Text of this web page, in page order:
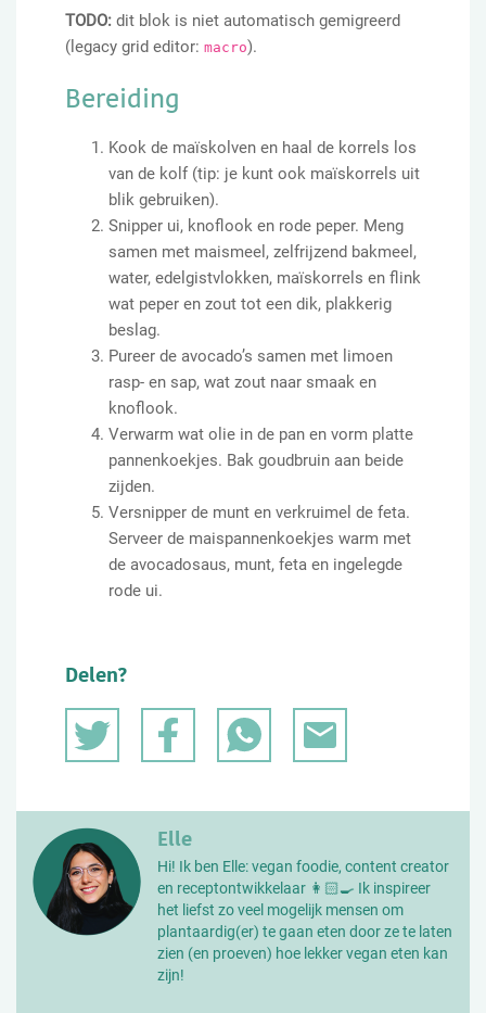
TODO: dit blok is niet automatisch gemigreerd
(legacy grid editor: macro).
Bereiding
Kook de maïskolven en haal de korrels los
van de kolf (tip: je kunt ook maïskorrels uit
blik gebruiken).
Snipper ui, knoflook en rode peper. Meng
samen met maismeel, zelfrijzend bakmeel,
water, edelgistvlokken, maïskorrels en flink
wat peper en zout tot een dik, plakkerig
beslag.
Pureer de avocado’s samen met limoen
rasp- en sap, wat zout naar smaak en
knoflook.
Verwarm wat olie in de pan en vorm platte
pannenkoekjes. Bak goudbruin aan beide
zijden.
Versnipper de munt en verkruimel de feta.
Serveer de maispannenkoekjes warm met
de avocadosaus, munt, feta en ingelegde
rode ui.
Delen?
Elle
Hi! Ik ben Elle: vegan foodie, content creator
en receptontwikkelaar 👩🏻‍🍳 Ik inspireer
het liefst zo veel mogelijk mensen om
plantaardig(er) te gaan eten door ze te laten
zien (en proeven) hoe lekker vegan eten kan
zijn!